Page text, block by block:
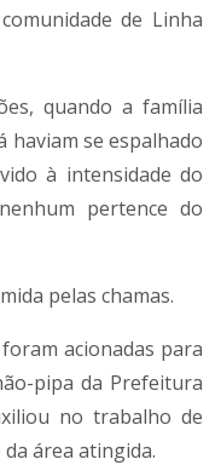
de Linha
quando a família
haviam se espalhado
à intensidade do
pertence do
pelas chamas.
acionadas para
pipa da Prefeitura
no trabalho de
área atingida.